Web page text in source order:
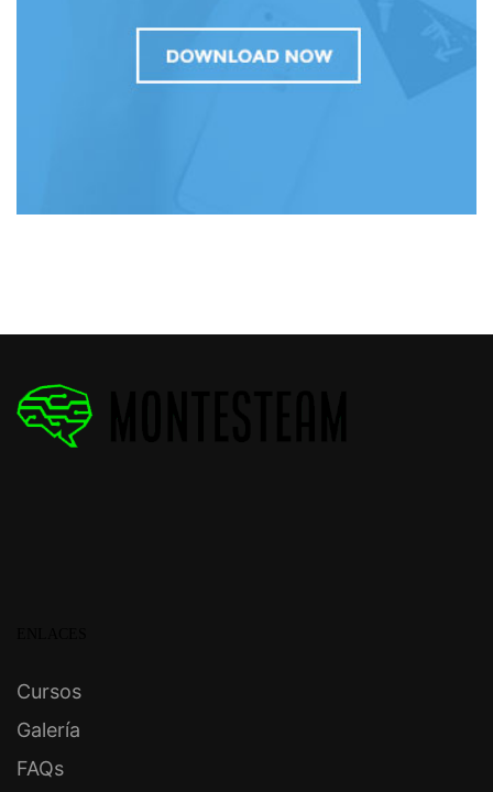
Cursos
Galería
FAQs